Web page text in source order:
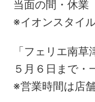
当面の間・休業
※イオンスタイ
「フェリエ南草
５月６日まで・
※営業時間は店